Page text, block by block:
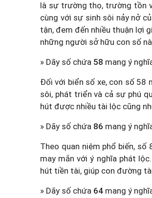
là sự trường thọ, trường tồn
cùng với sự sinh sôi nảy nở
tận, đem đến nhiều thuận lợi
những người sở hữu con số
» Dãy số chứa 58 mang ý
Đối với biển số xe, con số 58
sôi, phát triển và cả sự phú
hút được nhiều tài lộc cũng
» Dãy số chứa 86 mang ý
Theo quan niệm phổ biến,
may mắn với ý nghĩa phát
hút tiền tài, giúp con đường
» Dãy số chứa 64 mang ý